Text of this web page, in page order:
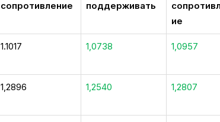
сопротивление поддерживать
ие
1.1017 1,0738 1,0957
1,2896 1,2540 1,2807